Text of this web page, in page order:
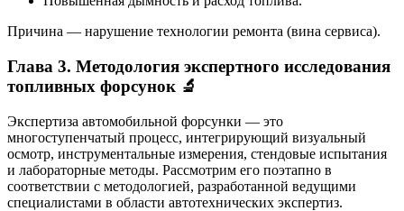
Причина — нарушение технологии ремонта (вина сервиса).
Глава 3. Методология экспертного исследования
топливных форсунок 🔬
Экспертиза автомобильной форсунки — это
многоступенчатый процесс, интегрирующий визуальный
осмотр, инструментальные измерения, стендовые испытания
и лабораторные методы. Рассмотрим его поэтапно в
соответствии с методологией, разработанной ведущими
специалистами в области автотехнических экспертиз.